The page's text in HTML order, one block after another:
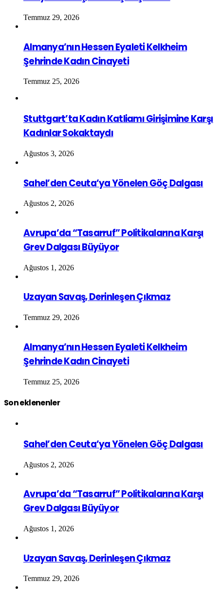
Temmuz 29, 2026
Almanya’nın Hessen Eyaleti Kelkheim
Şehrinde Kadın Cinayeti
Temmuz 25, 2026
Stuttgart’ta Kadın Katliamı Girişimine Karşı
Kadınlar Sokaktaydı
Ağustos 3, 2026
Sahel’den Ceuta’ya Yönelen Göç Dalgası
Ağustos 2, 2026
Avrupa’da “Tasarruf” Politikalarına Karşı
Grev Dalgası Büyüyor
Ağustos 1, 2026
Uzayan Savaş, Derinleşen Çıkmaz
Temmuz 29, 2026
Almanya’nın Hessen Eyaleti Kelkheim
Şehrinde Kadın Cinayeti
Temmuz 25, 2026
Son eklenenler
Sahel’den Ceuta’ya Yönelen Göç Dalgası
Ağustos 2, 2026
Avrupa’da “Tasarruf” Politikalarına Karşı
Grev Dalgası Büyüyor
Ağustos 1, 2026
Uzayan Savaş, Derinleşen Çıkmaz
Temmuz 29, 2026